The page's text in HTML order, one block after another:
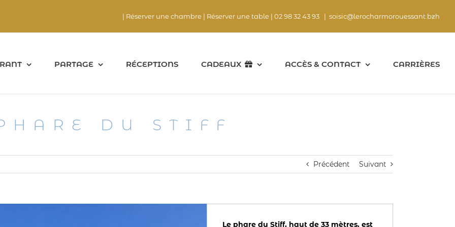
| Réserver une chambre | Réserver une table | 02 98 32 43 93 | soisic@lerocharmorouessant.bzh
PARTAGE RÉCEPTIONS CADEAUX ACCÈS & CONTACT CARRIÈRES
DU STIFF
Précédent Suivant
Le phare du Stiff, haut de 33 mètres, est